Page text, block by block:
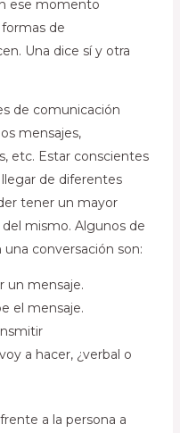
ese momento
de
Una dice sí y otra
de comunicación
mensajes,
etc. Estar conscientes
de diferentes
tener un mayor
mismo. Algunos de
conversación son:
un mensaje.
el mensaje.
a hacer, ¿verbal o
a la persona a